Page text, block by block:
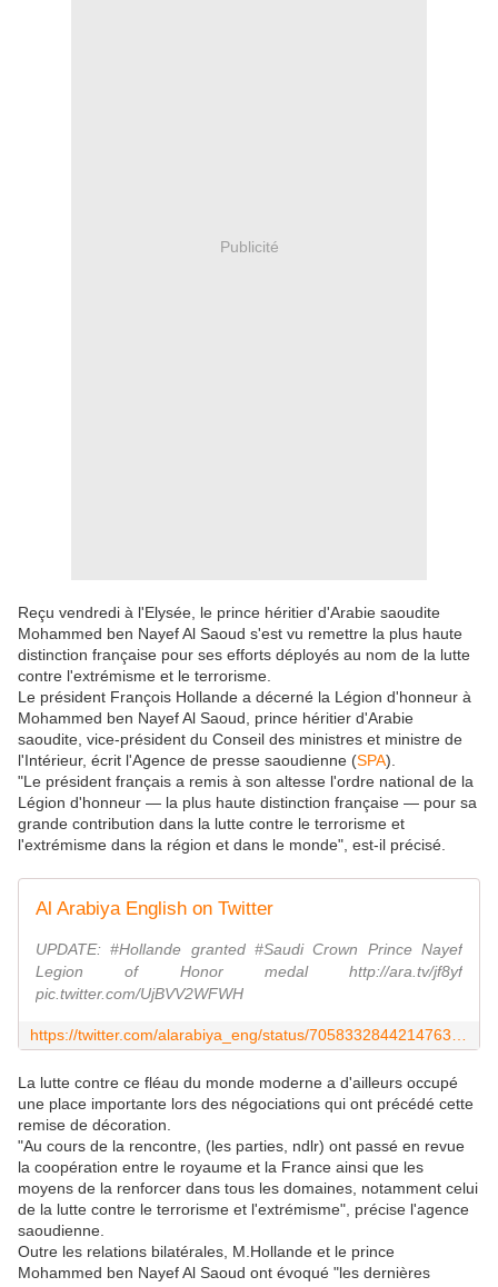
Publicité
Reçu vendredi à l'Elysée, le prince héritier d'Arabie saoudite
Mohammed ben Nayef Al Saoud s'est vu remettre la plus haute
distinction française pour ses efforts déployés au nom de la lutte
contre l'extrémisme et le terrorisme.
Le président François Hollande a décerné la Légion d'honneur à
Mohammed ben Nayef Al Saoud, prince héritier d'Arabie
saoudite, vice-président du Conseil des ministres et ministre de
l'Intérieur, écrit l'Agence de presse saoudienne (SPA).
"Le président français a remis à son altesse l'ordre national de la
Légion d'honneur — la plus haute distinction française — pour sa
grande contribution dans la lutte contre le terrorisme et
l'extrémisme dans la région et dans le monde", est-il précisé.
Al Arabiya English on Twitter
UPDATE: #Hollande granted #Saudi Crown Prince Nayef
Legion of Honor medal http://ara.tv/jf8yf
pic.twitter.com/UjBVV2WFWH
La lutte contre ce fléau du monde moderne a d'ailleurs occupé
une place importante lors des négociations qui ont précédé cette
remise de décoration.
"Au cours de la rencontre, (les parties, ndlr) ont passé en revue
la coopération entre le royaume et la France ainsi que les
moyens de la renforcer dans tous les domaines, notamment celui
de la lutte contre le terrorisme et l'extrémisme", précise l'agence
saoudienne.
Outre les relations bilatérales, M.Hollande et le prince
Mohammed ben Nayef Al Saoud ont évoqué "les dernières